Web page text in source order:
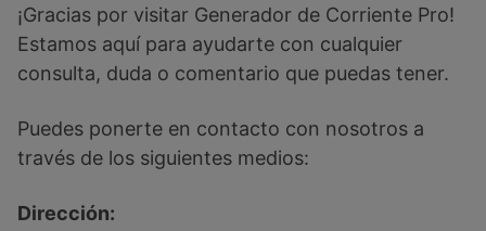
¡Gracias por visitar Generador de Corriente Pro!
Estamos aquí para ayudarte con cualquier
consulta, duda o comentario que puedas tener.
Puedes ponerte en contacto con nosotros a
través de los siguientes medios:
Dirección: